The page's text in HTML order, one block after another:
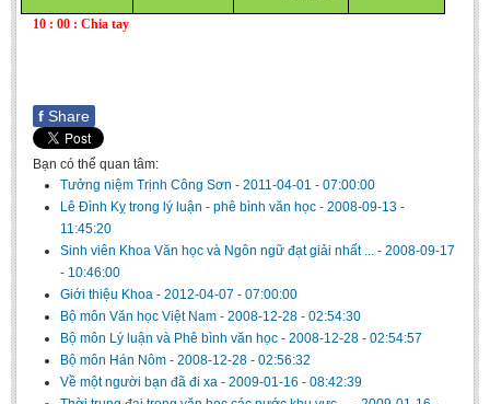
10 : 00 : Chia tay
f Share
Bạn có thể quan tâm:
Tưởng niệm Trịnh Công Sơn - 2011-04-01 - 07:00:00
Lê Đình Kỵ trong lý luận - phê bình văn học - 2008-09-13 -
11:45:20
Sinh viên Khoa Văn học và Ngôn ngữ đạt giải nhất ... - 2008-09-17
- 10:46:00
Giới thiệu Khoa - 2012-04-07 - 07:00:00
Bộ môn Văn học Việt Nam - 2008-12-28 - 02:54:30
Bộ môn Lý luận và Phê bình văn học - 2008-12-28 - 02:54:57
Bộ môn Hán Nôm - 2008-12-28 - 02:56:32
Về một người bạn đã đi xa - 2009-01-16 - 08:42:39